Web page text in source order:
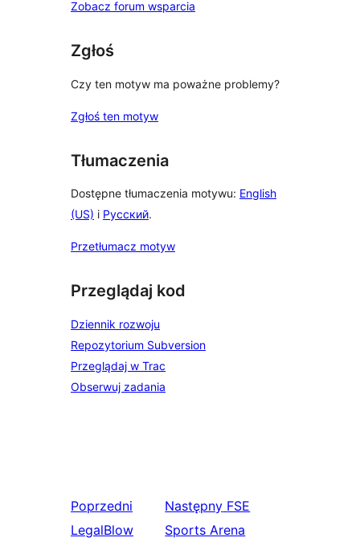
Zobacz forum wsparcia
Zgłoś
Czy ten motyw ma poważne problemy?
Zgłoś ten motyw
Tłumaczenia
Dostępne tłumaczenia motywu: English
(US) i Русский.
Przetłumacz motyw
Przeglądaj kod
Dziennik rozwoju
Repozytorium Subversion
Przeglądaj w Trac
Obserwuj zadania
Poprzedni
LegalBlow
Następny FSE
Sports Arena